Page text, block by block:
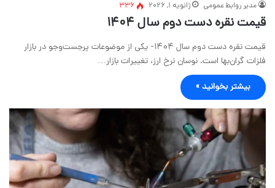
مدیر روابط عمومی ژانویه 1, 2026 336
قیمت نقره دست دوم سال 1404
قیمت نقره دست دوم سال 1404- یکی از موضوعات پرجست‌وجو در بازار
فلزات گران‌بها است. نوسان نرخ ارز، تغییرات بازار…
بیشتر بخوانید »